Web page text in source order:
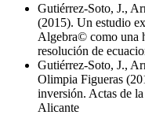
Gutiérrez‐Soto, J.,
(2015). Un estudio
Algebra© como una
resolución de
Gutiérrez‐Soto, J.,
Olimpia Figueras
inversión. Actas de
Alicante